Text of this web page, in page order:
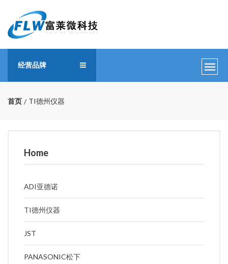
经营品牌
首页 TI德州仪器
Home
ADI亚德诺
TI德州仪器
JST
PANASONIC松下